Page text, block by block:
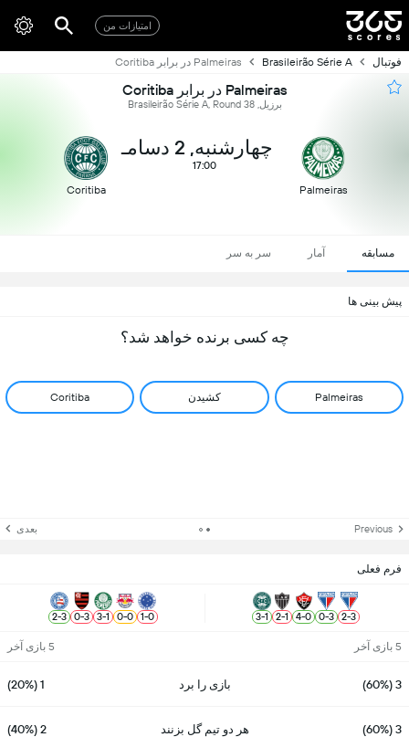
امتیازات من
فوتبال Brasileirão Série A Palmeiras در برابر Coritiba
Palmeiras در برابر Coritiba
برزیل, Brasileirão Série A, Round 38
Palmeiras
چهارشنبه, 2 دسامـ
17:00
Coritiba
مسابقه آمار سر به سر
پیش بینی ها
چه کسی برنده خواهد شد؟
Palmeiras کشیدن Coritiba
Previous بعدی
فرم فعلی
3
-
2
3
-
0
0
-
4
1
-
2
1
-
3
0
-
1
0
-
0
1
-
3
3
-
0
3
-
2
5 بازی آخر 5 بازی آخر
3 (60%) بازی را برد 1 (20%)
3 (60%) هر دو تیم گل بزنند 2 (40%)